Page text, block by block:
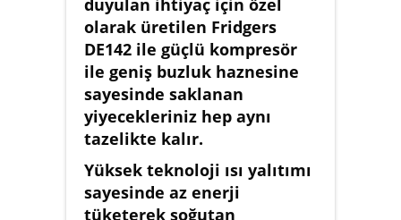
duyulan ihtiyaç için özel
olarak üretilen Fridgers
DE142 ile güçlü kompresör
ile geniş buzluk haznesine
sayesinde saklanan
yiyecekleriniz hep aynı
tazelikte kalır.
Yüksek teknoloji ısı yalıtımı
sayesinde az enerji
tüketerek soğutan